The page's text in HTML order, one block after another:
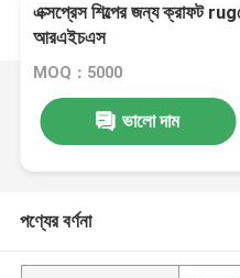
এক্সপ্রেস শিল্পের জন্য ক্রাফট
আরএইচএস
MOQ：5000
ভালো দাম
পণ্যের বর্ণনা